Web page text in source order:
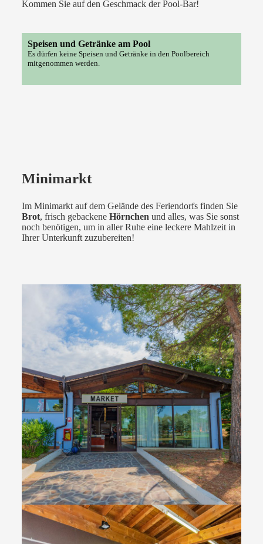
Kommen Sie auf den Geschmack der Pool-Bar!
Speisen und Getränke am Pool
Es dürfen keine Speisen und Getränke in den Poolbereich
mitgenommen werden.
Minimarkt
Im Minimarkt auf dem Gelände des Feriendorfs finden Sie
Brot, frisch gebackene Hörnchenund alles, was Sie sonst
noch benötigen, um in aller Ruhe eine leckere Mahlzeit in
Ihrer Unterkunft zuzubereiten!